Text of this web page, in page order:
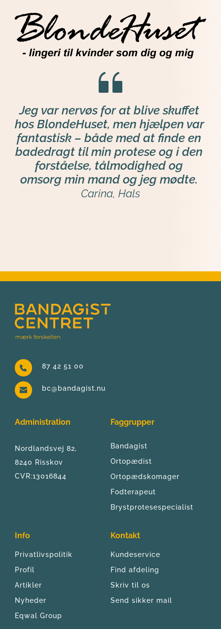
Jeg var nervøs for at blive skuffet
hos BlondeHuset, men hjælpen var
fantastisk – både med at finde en
badedragt til min protese og i den
forståelse, tålmodighed og
omsorg min mand og jeg mødte.
Carina, Hals
87 42 51 00
bc@bandagist.nu
Administration
Nordlandsvej 82,
8240 Risskov
CVR:13016844
Faggrupper
Bandagist
Ortopædist
Ortopædskomager
Fodterapeut
Brystprotesespecialist
Info
Privatlivspolitik
Profil
Artikler
Nyheder
Eqwal Group
Kontakt
Kundeservice
Find afdeling
Skriv til os
Send sikker mail